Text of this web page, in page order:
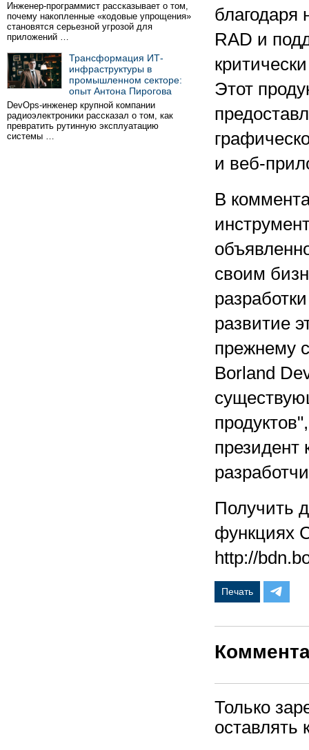
Инженер-программист рассказывает о том,
почему накопленные «кодовые упрощения»
становятся серьезной угрозой для
приложений …
Трансформация ИТ-
инфраструктуры в
промышленном секторе:
опыт Антона Пирогова
DevOps-инженер крупной компании
радиоэлектроники рассказал о том, как
превратить рутинную эксплуатацию
системы …
RAD и
Этот
и веб-
В
своим
развитие
прежнему
Borland
президент
Получить
функциях
http://
Печать
Только
оставлять